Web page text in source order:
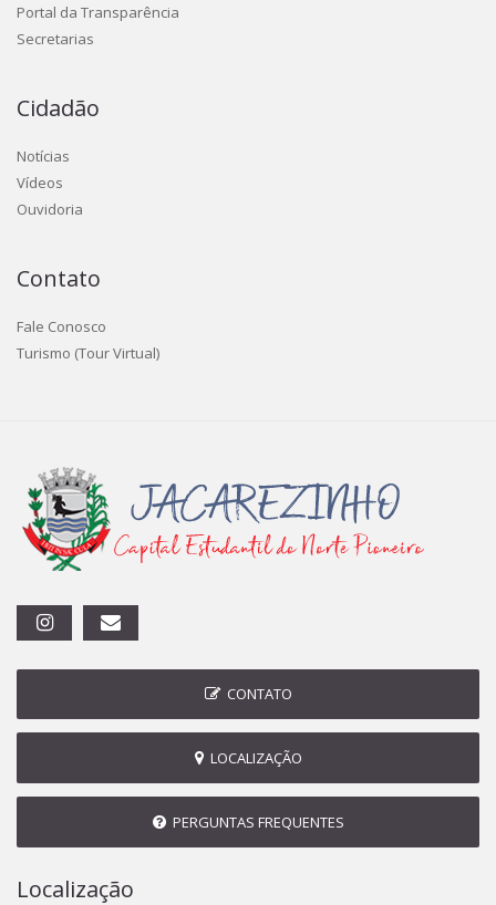
Portal da Transparência
Secretarias
Cidadão
Notícias
Vídeos
Ouvidoria
Contato
Fale Conosco
Turismo (Tour Virtual)
CONTATO
LOCALIZAÇÃO
PERGUNTAS FREQUENTES
Localização